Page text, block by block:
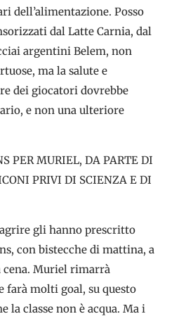
dell’alimentazione. Posso
dal Latte Carnia, dal
argentini Belem, non
ma la salute e
dei giocatori dovrebbe
e non una ulteriore
PER MURIEL, DA PARTE DI
PRIVI DI SCIENZA E DI
gli hanno prescritto
con bistecche di mattina, a
cena. Muriel rimarrà
farà molti goal, su questo
la classe non è acqua. Ma i